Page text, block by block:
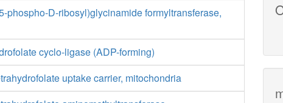
phospho-D-ribosyl)glycinamide formyltransferase,
cyclo-ligase (ADP-forming)
uptake carrier, mitochondria